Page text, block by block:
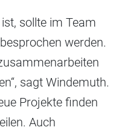
sollte im Team
werden.
sagt Windemuth.
Projekte finden
Auch